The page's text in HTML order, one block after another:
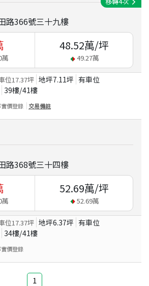
路366號三十九樓
萬
48.52萬/坪
49.27萬
位17.37坪 地坪7.11坪 有車位
39樓/41樓
價登錄 交易備註
路368號三十四樓
萬
52.69萬/坪
52.69萬
位17.37坪 地坪6.37坪 有車位
34樓/41樓
價登錄
1